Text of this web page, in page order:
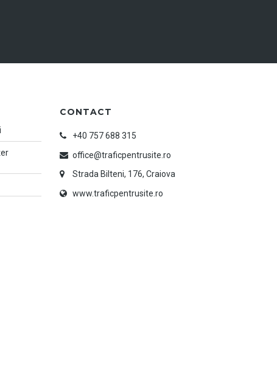
CONTACT
+40 757 688 315
office@traficpentrusite.ro
Strada Bilteni, 176, Craiova
www.traficpentrusite.ro